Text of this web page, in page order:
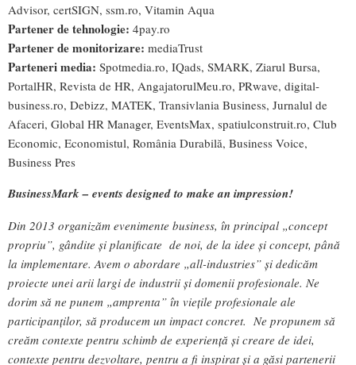
Advisor, certSIGN, ssm.ro, Vitamin Aqua
Partener de tehnologie: 4pay.ro
Partener de monitorizare: mediaTrust
Parteneri media: Spotmedia.ro, IQads, SMARK, Ziarul Bursa,
PortalHR, Revista de HR, AngajatorulMeu.ro, PRwave, digital-
business.ro, Debizz, MATEK, Transivlania Business, Jurnalul de
Afaceri, Global HR Manager, EventsMax, spatiulconstruit.ro, Club
Economic, Economistul, România Durabilă, Business Voice,
Business Pres
BusinessMark – events designed to make an impression!
Din 2013 organizăm evenimente business, în principal „concept
propriu”, gândite și planificate de noi, de la idee și concept, până
la implementare. Avem o abordare „all-industries” și dedicăm
proiecte unei arii largi de industrii și domenii profesionale. Ne
dorim să ne punem „amprenta” în viețile profesionale ale
participanților, să producem un impact concret. Ne propunem să
creăm contexte pentru schimb de experiență și creare de idei,
contexte pentru dezvoltare, pentru a fi inspirat și a găsi partenerii